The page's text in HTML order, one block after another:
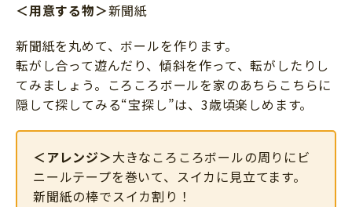
＜用意する物＞新聞紙
新聞紙を丸めて、ボールを作ります。
転がし合って遊んだり、傾斜を作って、転がしたりし
てみましょう。ころころボールを家のあちらこちらに
隠して探してみる“宝探し”は、3歳頃楽しめます。
＜アレンジ＞大きなころころボールの周りにビ
ニールテープを巻いて、スイカに見立てます。
新聞紙の棒でスイカ割り！